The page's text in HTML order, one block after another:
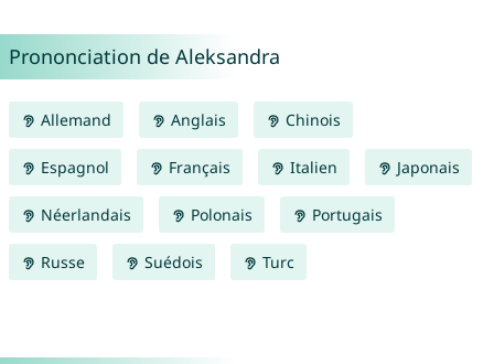
Prononciation de Aleksandra
Allemand Anglais Chinois
Espagnol Français Italien Japonais
Néerlandais Polonais Portugais
Russe Suédois Turc